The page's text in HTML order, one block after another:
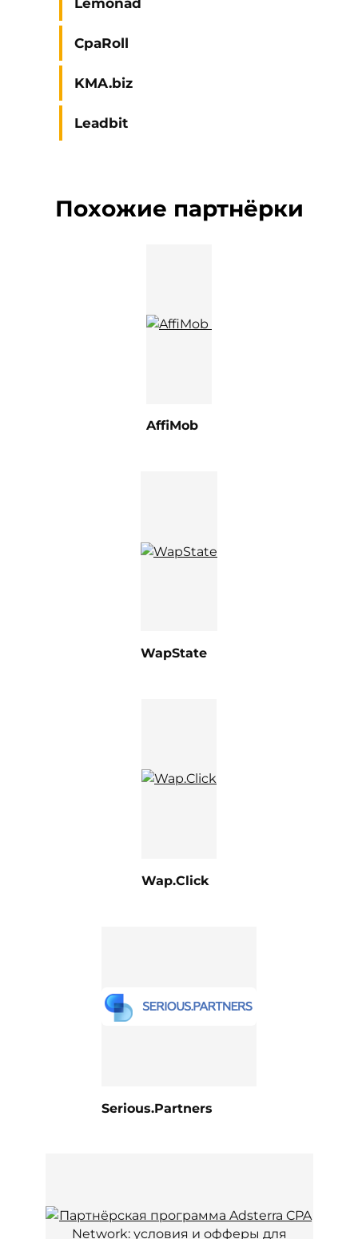
CpaRoll
KMA.biz
Leadbit
Похожие партнёрки
AffiMob
WapState
Wap.Click
Serious.Partners